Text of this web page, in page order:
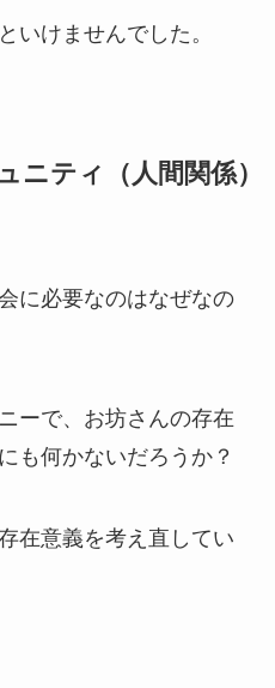
いけませんでした。
ニティ（人間関係）
に必要なのはなぜなの
ーで、お坊さんの存在
も何かないだろうか？
在意義を考え直してい